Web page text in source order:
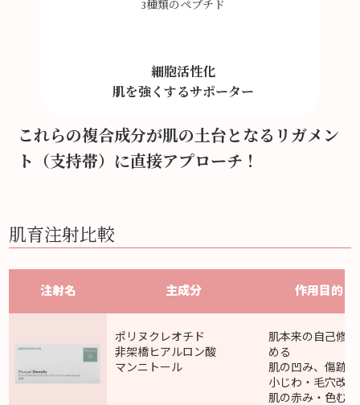
3種類のペプチド
細胞活性化
肌を強くするサポーター
これらの複合成分が肌の土台となるリガメン
ト（支持帯）に直接アプローチ！
肌育注射比較
注射名 主成分
ポリヌクレオチド
非架橋ヒアルロン酸
マンニトール
作用目的・
肌本来の自己修
める
肌の凹み、傷跡
小じわ・毛穴改善
肌の赤み・色む